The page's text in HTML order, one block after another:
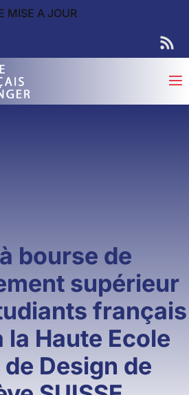
MISE A JOUR
bourse de
supérieur
français
Haute Ecole
de Design de